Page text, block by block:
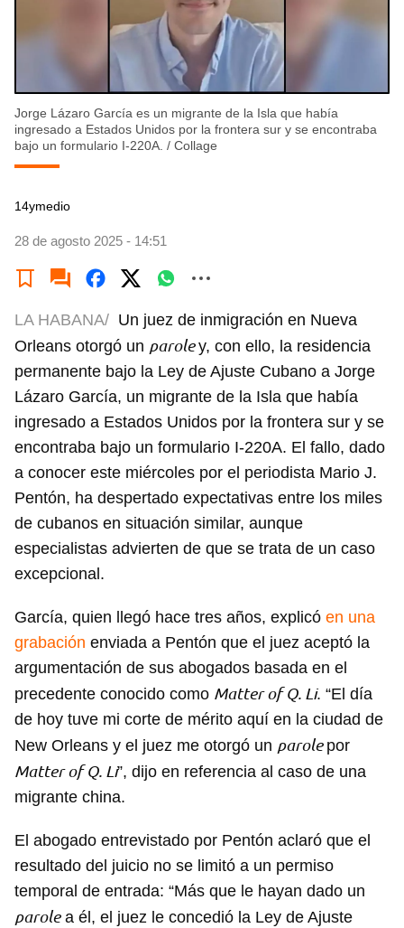
Jorge Lázaro García es un migrante de la Isla que había
ingresado a Estados Unidos por la frontera sur y se encontraba
bajo un formulario I-220A. / Collage
14ymedio
28 de agosto 2025 - 14:51
LA HABANA/ Un juez de inmigración en Nueva
Orleans otorgó un paroley, con ello, la residencia
permanente bajo la Ley de Ajuste Cubano a Jorge
Lázaro García, un migrante de la Isla que había
ingresado a Estados Unidos por la frontera sur y se
encontraba bajo un formulario I-220A. El fallo, dado
a conocer este miércoles por el periodista Mario J.
Pentón, ha despertado expectativas entre los miles
de cubanos en situación similar, aunque
especialistas advierten de que se trata de un caso
excepcional.
García, quien llegó hace tres años, explicó en una
grabación enviada a Pentón que el juez aceptó la
argumentación de sus abogados basada en el
precedente conocido como Matter of Q. Li. “El día
de hoy tuve mi corte de mérito aquí en la ciudad de
New Orleans y el juez me otorgó un parole por
Matter of Q. Li”, dijo en referencia al caso de una
migrante china.
El abogado entrevistado por Pentón aclaró que el
resultado del juicio no se limitó a un permiso
temporal de entrada: “Más que le hayan dado un
parolea él, el juez le concedió la Ley de Ajuste